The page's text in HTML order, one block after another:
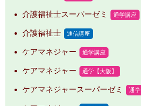
介護福祉士スーパーゼミ 通学講座
介護福祉士 通信講座
ケアマネジャー 通学講座
ケアマネジャー 通学【大阪】
ケアマネジャースーパーゼミ 通学